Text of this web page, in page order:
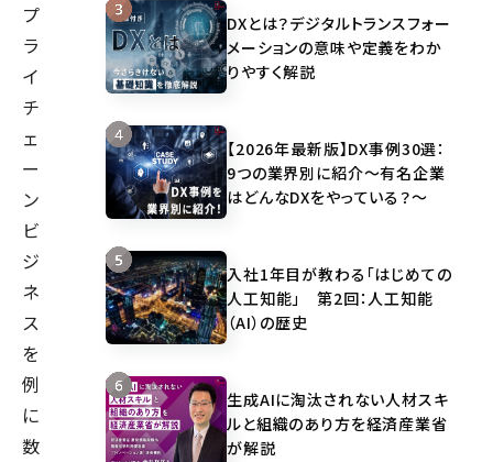
プ
ラ
イ
チ
ェ
ー
ン
ビ
ジ
ネ
ス
を
例
に
数
DXとは？デジタルトランスフォー
メーションの意味や定義をわか
りやすく解説
【2026年最新版】DX事例30選：
9つの業界別に紹介～有名企業
はどんなDXをやっている？～
入社1年目が教わる「はじめての
人工知能」 第2回：人工知能
（AI）の歴史
生成AIに淘汰されない人材スキ
ルと組織のあり方を経済産業省
が解説